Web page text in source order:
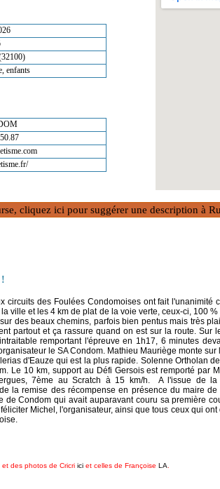
enfants
cliquez ici pour suggérer une description à
!
circuits des Foulées Condomoises ont fait l'unanimité
ville et les 4 km de plat de la voie verte, ceux-ci, 100
des beaux chemins, parfois bien pentus mais très
partout et ça rassure quand on est sur la route. Sur
remportant l'épreuve en 1h17, 6 minutes
le SA Condom. Mathieu Mauriège monte
d'Eauze qui est la plus rapide. Solenne Ortholan
Le 10 km, support au Défi Gersois est remporté par
7ème au Scratch à 15 km/h. A l'issue de la
la remise des récompense en présence du maire
de Condom qui avait auparavant couru sa première
Michel, l'organisateur, ainsi que tous ceux qui
des photos de Cricri ici et celles de Françoise LA